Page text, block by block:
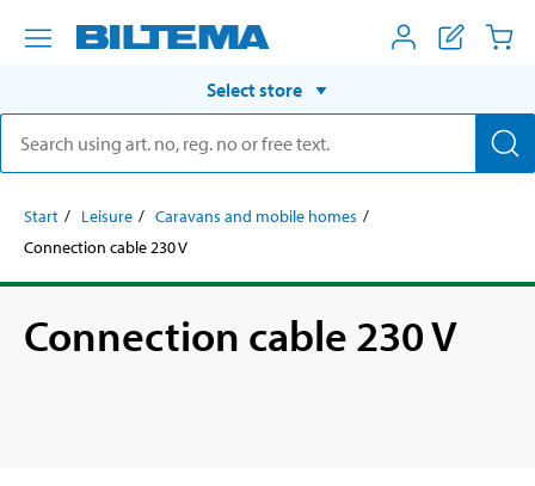
Select store
Start Leisure
Caravans and mobile homes
Connection cable 230 V
Connection cable 230 V